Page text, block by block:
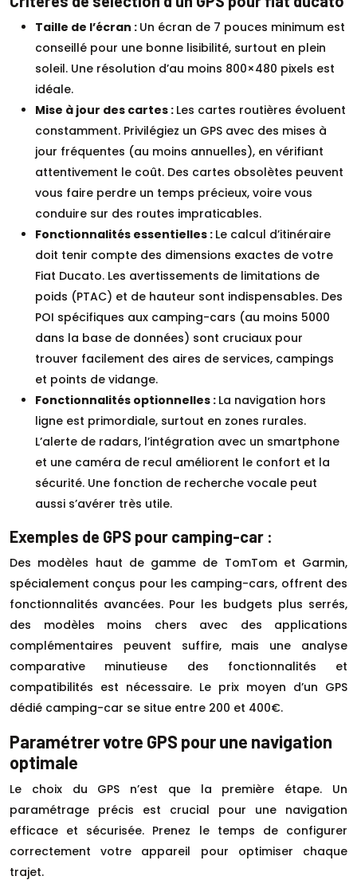
Taille de l’écran : Un écran de 7 pouces minimum est
conseillé pour une bonne lisibilité, surtout en plein
soleil. Une résolution d’au moins 800×480 pixels est
idéale.
Mise à jour des cartes : Les cartes routières évoluent
constamment. Privilégiez un GPS avec des mises à
jour fréquentes (au moins annuelles), en vérifiant
attentivement le coût. Des cartes obsolètes peuvent
vous faire perdre un temps précieux, voire vous
conduire sur des routes impraticables.
Fonctionnalités essentielles : Le calcul d’itinéraire
doit tenir compte des dimensions exactes de votre
Fiat Ducato. Les avertissements de limitations de
poids (PTAC) et de hauteur sont indispensables. Des
POI spécifiques aux camping-cars (au moins 5000
dans la base de données) sont cruciaux pour
trouver facilement des aires de services, campings
et points de vidange.
Fonctionnalités optionnelles : La navigation hors
ligne est primordiale, surtout en zones rurales.
L’alerte de radars, l’intégration avec un smartphone
et une caméra de recul améliorent le confort et la
sécurité. Une fonction de recherche vocale peut
aussi s’avérer très utile.
Exemples de GPS pour camping-car :
Des modèles haut de gamme de TomTom et Garmin,
spécialement conçus pour les camping-cars, offrent des
fonctionnalités avancées. Pour les budgets plus serrés,
des modèles moins chers avec des applications
complémentaires peuvent suffire, mais une analyse
comparative minutieuse des fonctionnalités et
compatibilités est nécessaire. Le prix moyen d’un GPS
dédié camping-car se situe entre 200 et 400€.
Paramétrer votre GPS pour une navigation
optimale
Le choix du GPS n’est que la première étape. Un
paramétrage précis est crucial pour une navigation
efficace et sécurisée. Prenez le temps de configurer
correctement votre appareil pour optimiser chaque
trajet.